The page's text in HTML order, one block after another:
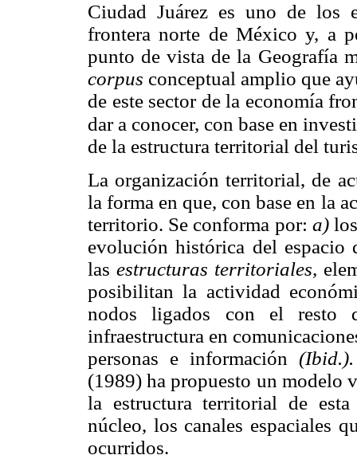
Ciudad Juárez es uno de los
frontera norte de México y, a
punto de vista de la Geografía
corpus conceptual amplio que
de este sector de la economía
dar a conocer, con base en
de la estructura territorial del
La organización territorial, de
la forma en que, con base en la
territorio. Se conforma por: a)los
evolución histórica del
las estructuras territoriales,
posibilitan la actividad
nodos ligados con el resto
infraestructura en
personas e información (Ibid.).
(1989) ha propuesto un modelo
la estructura territorial de
núcleo, los canales espaciales
ocurridos.